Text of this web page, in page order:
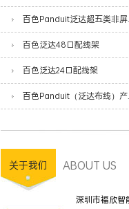
百色
百色泛达48口配线架
百色泛达24口配线架
百色
关于我们 ABOUT US
深圳市福欣智